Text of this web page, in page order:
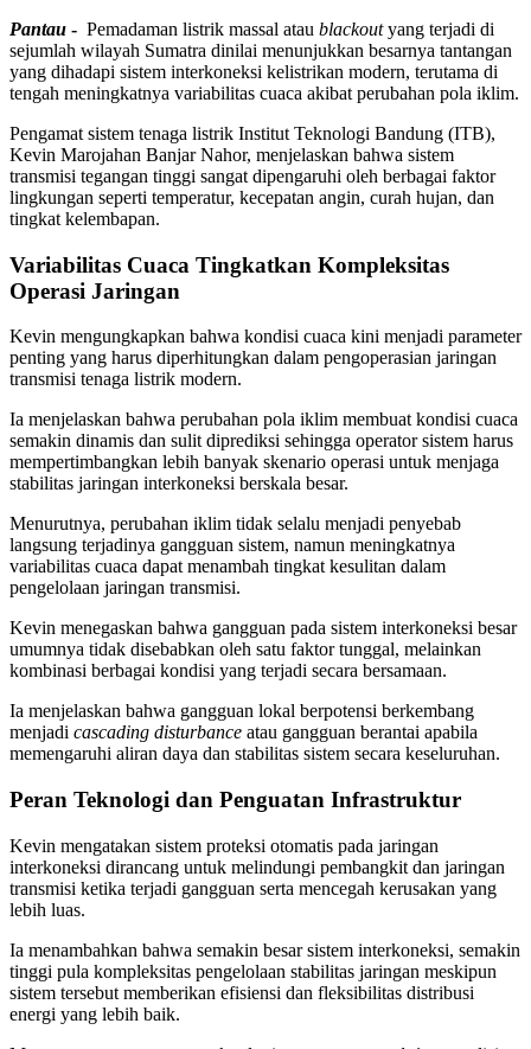
Pantau - Pemadaman listrik massal atau blackoutyang terjadi di
sejumlah wilayah Sumatra dinilai menunjukkan besarnya tantangan
yang dihadapi sistem interkoneksi kelistrikan modern, terutama di
tengah meningkatnya variabilitas cuaca akibat perubahan pola iklim.
Pengamat sistem tenaga listrik Institut Teknologi Bandung (ITB),
Kevin Marojahan Banjar Nahor, menjelaskan bahwa sistem
transmisi tegangan tinggi sangat dipengaruhi oleh berbagai faktor
lingkungan seperti temperatur, kecepatan angin, curah hujan, dan
tingkat kelembapan.
Variabilitas Cuaca Tingkatkan Kompleksitas
Operasi Jaringan
Kevin mengungkapkan bahwa kondisi cuaca kini menjadi parameter
penting yang harus diperhitungkan dalam pengoperasian jaringan
transmisi tenaga listrik modern.
Ia menjelaskan bahwa perubahan pola iklim membuat kondisi cuaca
semakin dinamis dan sulit diprediksi sehingga operator sistem harus
mempertimbangkan lebih banyak skenario operasi untuk menjaga
stabilitas jaringan interkoneksi berskala besar.
Menurutnya, perubahan iklim tidak selalu menjadi penyebab
langsung terjadinya gangguan sistem, namun meningkatnya
variabilitas cuaca dapat menambah tingkat kesulitan dalam
pengelolaan jaringan transmisi.
Kevin menegaskan bahwa gangguan pada sistem interkoneksi besar
umumnya tidak disebabkan oleh satu faktor tunggal, melainkan
kombinasi berbagai kondisi yang terjadi secara bersamaan.
Ia menjelaskan bahwa gangguan lokal berpotensi berkembang
menjadi cascading disturbance atau gangguan berantai apabila
memengaruhi aliran daya dan stabilitas sistem secara keseluruhan.
Peran Teknologi dan Penguatan Infrastruktur
Kevin mengatakan sistem proteksi otomatis pada jaringan
interkoneksi dirancang untuk melindungi pembangkit dan jaringan
transmisi ketika terjadi gangguan serta mencegah kerusakan yang
lebih luas.
Ia menambahkan bahwa semakin besar sistem interkoneksi, semakin
tinggi pula kompleksitas pengelolaan stabilitas jaringan meskipun
sistem tersebut memberikan efisiensi dan fleksibilitas distribusi
energi yang lebih baik.